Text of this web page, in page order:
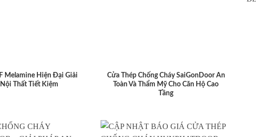
Melamine Hiện Đại Giải
Nội Thất Tiết Kiệm
Cửa Thép Chống Cháy SaiGonDoor An
Toàn Và Thẩm Mỹ Cho Căn Hộ Cao
Tầng